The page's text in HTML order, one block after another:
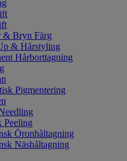
& Bryn Färg
& Hårstyling
Hårborttagning
Pigmentering
Peeling
Öronhåltagning
Näshåltagning